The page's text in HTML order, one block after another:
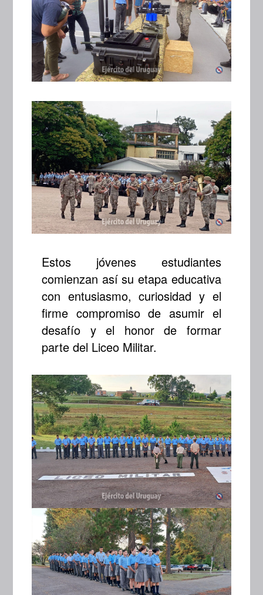
Estos jóvenes estudiantes
comienzan así su etapa educativa
con entusiasmo, curiosidad y el
firme compromiso de asumir el
desafío y el honor de formar
parte del Liceo Militar.